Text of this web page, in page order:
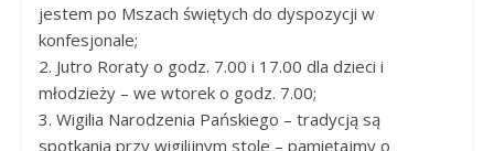
Strzałkowie
jestem po Mszach świętych do dyspozycji w
konfesjonale;
2. Jutro Roraty o godz. 7.00 i 17.00 dla dzieci i
młodzieży – we wtorek o godz. 7.00;
3. Wigilia Narodzenia Pańskiego – tradycją są
spotkania przy wigilijnym stole – pamiętajmy o